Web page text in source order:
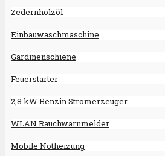
Zedernholzöl
Einbauwaschmaschine
Gardinenschiene
Feuerstarter
2,8 kW Benzin Stromerzeuger
WLAN Rauchwarnmelder
Mobile Notheizung